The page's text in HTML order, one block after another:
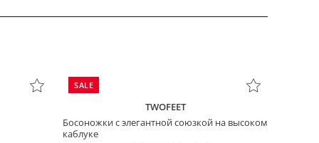
SALE
TWOFEET
Босоножки с элегантной союзкой на высоком
каблуке